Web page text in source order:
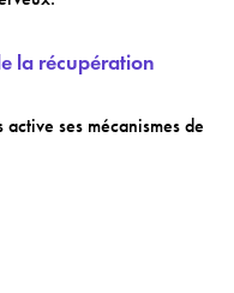
la récupération
ses mécanismes de